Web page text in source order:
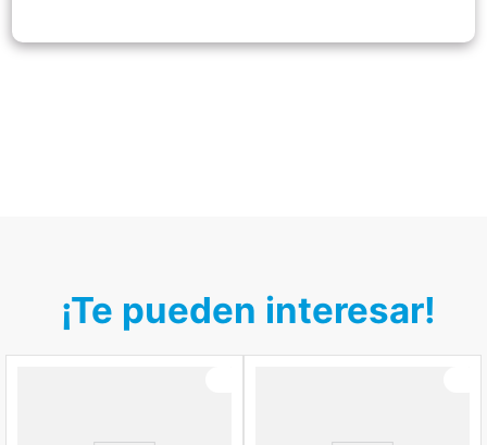
¡Te pueden interesar!